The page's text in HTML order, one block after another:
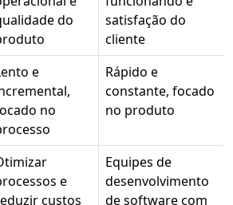
do
satisfação do
cliente
e
no
Rápido e
constante, focado
no produto
e
custos
Equipes de
desenvolvimento
de software com